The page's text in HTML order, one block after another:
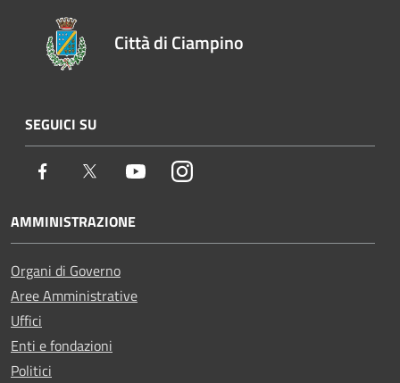
Città di Ciampino
SEGUICI SU
Facebook Twitter YoutubeInstagram
AMMINISTRAZIONE
Organi di Governo
Aree Amministrative
Uffici
Enti e fondazioni
Politici